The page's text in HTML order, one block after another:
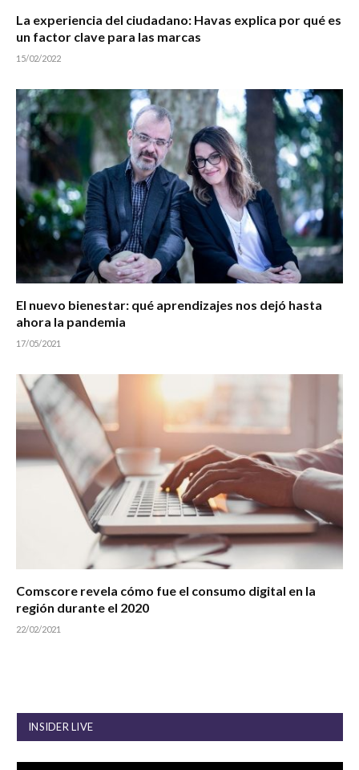
La experiencia del ciudadano: Havas explica por qué es
un factor clave para las marcas
15/02/2022
El nuevo bienestar: qué aprendizajes nos dejó hasta
ahora la pandemia
17/05/2021
Comscore revela cómo fue el consumo digital en la
región durante el 2020
22/02/2021
INSIDER LIVE